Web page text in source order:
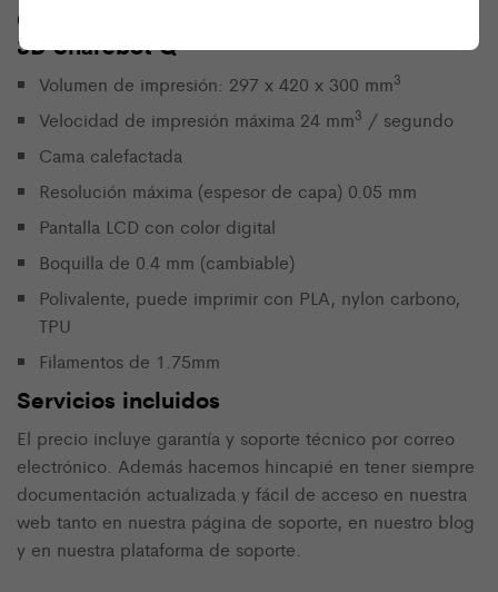
Características técnicas de la impresora
3D Sharebot Q
Volumen de impresión: 297 x 420 x 300 mm3
Velocidad de impresión máxima 24 mm3 / segundo
Cama calefactada
Resolución máxima (espesor de capa) 0.05 mm
Pantalla LCD con color digital
Boquilla de 0.4 mm (cambiable)
Polivalente, puede imprimir con PLA, nylon carbono,
TPU
Filamentos de 1.75mm
Servicios incluidos
El precio incluye garantía y soporte técnico por correo
electrónico. Además hacemos hincapié en tener siempre
documentación actualizada y fácil de acceso en nuestra
web tanto en nuestra página de soporte, en nuestro blog
y en nuestra plataforma de soporte.